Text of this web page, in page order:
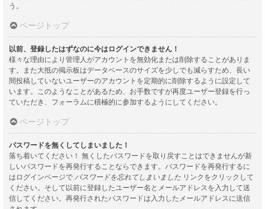
う。
ページトップ
以前、登録したはずなのに今はログインできません！
様々な理由により管理人がアカウントを無効化または削除することがありま
す。また大抵の掲示板はデータベースのサイズを少しでも減らすため、長い
間投稿していないユーザーのアカウントを定期的に削除するように設定して
います。このようなことがあるため、お手数ですが再度ユーザー登録を行っ
ていただき、フォーラムに積極的に参加するようにしてください。
ページトップ
パスワードを無くしてしまいました！
落ち着いてください！ 無くしたパスワードを取り戻すことはできませんが新
しいパスワードを再発行することならできます。パスワードを再発行するに
はログインページで パスワードを忘れてしまいました リンクをクリックして
ください。そして以前に登録したユーザー名とメールアドレスを入力して送
信してください。再発行されたパスワードは入力したメールアドレスに送信